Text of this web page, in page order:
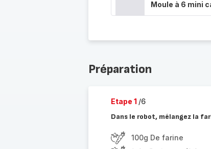
Moule à 6 mini
Préparation
Etape 1 /6
Dans le robot, mélangez la
100g De farine